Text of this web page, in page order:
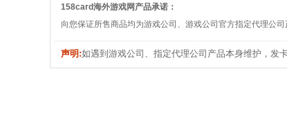
158card海外游戏网产品承诺：
向您保证所售商品均为游戏公司、游戏公司官方指定代理公
声明:如遇到游戏公司、指定代理公司产品本身维护，发